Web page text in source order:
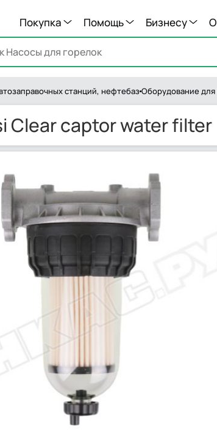
Покупка Помощь Бизнесу
станций, нефтебаз Оборудование
Clear captor water filter